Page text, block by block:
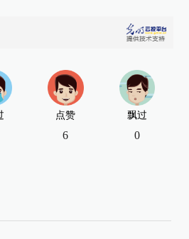
点赞
6
飘过
0